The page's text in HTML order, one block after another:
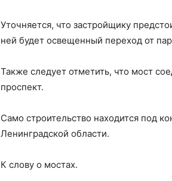
Уточняется, что застройщику
ней будет освещенный переход от
Также следует отметить, что мост
проспект.
Само строительство находится под
Ленинградской области.
К слову о мостах.